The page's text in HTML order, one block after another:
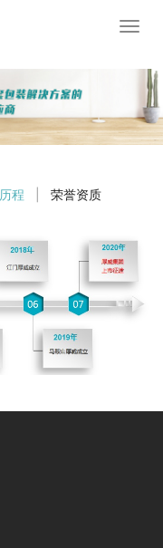
程 荣誉资质